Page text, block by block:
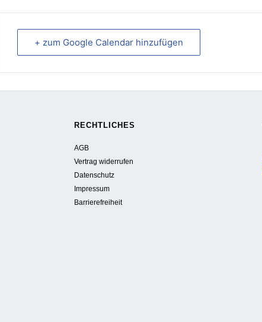
+ zum Google Calendar hinzufügen
RECHTLICHES
AGB
Vertrag widerrufen
Datenschutz
Impressum
Barrierefreiheit